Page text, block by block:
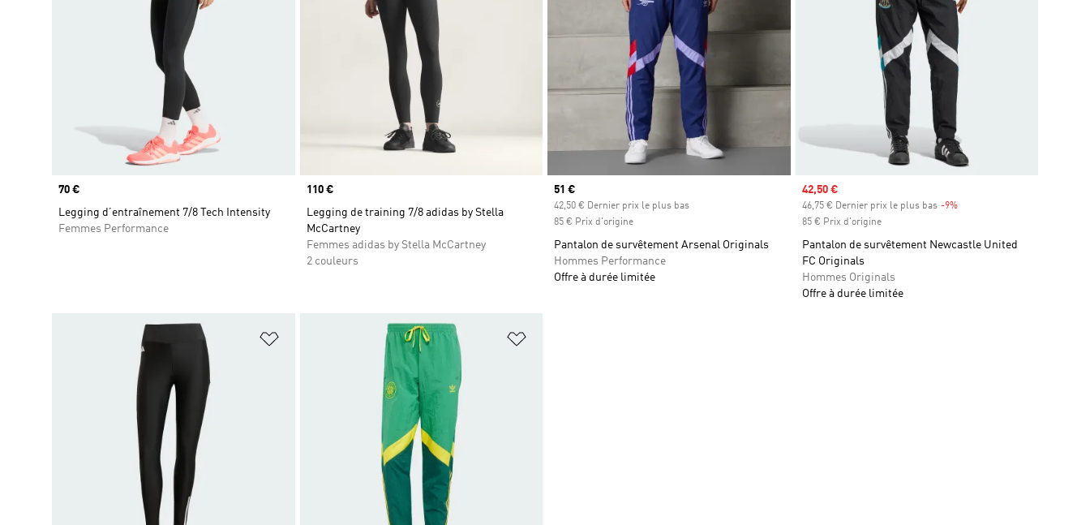
Prix
70 €
Legging d’entraînement 7/8 Tech Intensity
Femmes Performance
Prix
110 €
Legging de training 7/8 adidas by Stella
McCartney
Femmes adidas by Stella McCartney
2 couleurs
Prix actuel
51 €
42,50 € Dernier prix le plus bas
85 € Prix d'origine
Pantalon de survêtement Arsenal Originals
Hommes Performance
Offre à durée limitée
Prix soldé
42,50 €
46,75 € Dernier prix le plus bas -9%Rabais
85 € Prix d'origine
Pantalon de survêtement Newcastle United
FC Originals
Hommes Originals
Offre à durée limitée
Ajouter à la Liste de produits favoris